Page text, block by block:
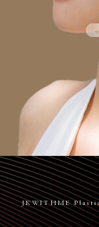
JKWITHME